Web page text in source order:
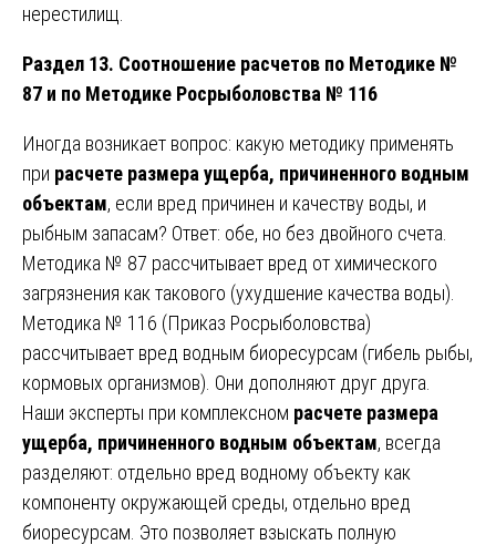
нерестилищ.
Раздел 13. Соотношение расчетов по Методике №
87 и по Методике Росрыболовства № 116
Иногда возникает вопрос: какую методику применять
при расчете размера ущерба, причиненного водным
объектам, если вред причинен и качеству воды, и
рыбным запасам? Ответ: обе, но без двойного счета.
Методика № 87 рассчитывает вред от химического
загрязнения как такового (ухудшение качества воды).
Методика № 116 (Приказ Росрыболовства)
рассчитывает вред водным биоресурсам (гибель рыбы,
кормовых организмов). Они дополняют друг друга.
Наши эксперты при комплексном расчете размера
ущерба, причиненного водным объектам, всегда
разделяют: отдельно вред водному объекту как
компоненту окружающей среды, отдельно вред
биоресурсам. Это позволяет взыскать полную